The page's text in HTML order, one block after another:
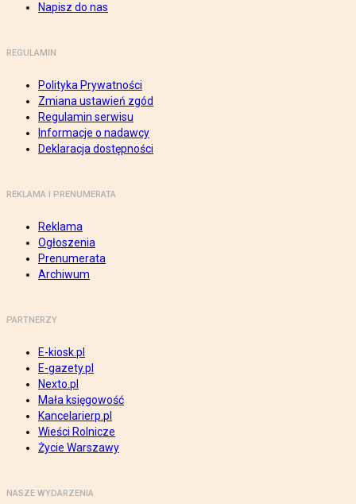
Napisz do nas
REGULAMIN
Polityka Prywatności
Zmiana ustawień zgód
Regulamin serwisu
Informacje o nadawcy
Deklaracja dostępności
REKLAMA I PRENUMERATA
Reklama
Ogłoszenia
Prenumerata
Archiwum
PARTNERZY
E-kiosk.pl
E-gazety.pl
Nexto.pl
Mała księgowość
Kancelarierp.pl
Wieści Rolnicze
Życie Warszawy
NASZE WYDARZENIA